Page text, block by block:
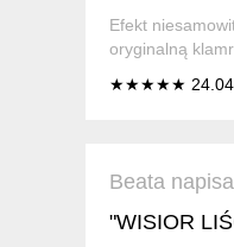
Efekt
oryginalną
★★★★★
Beata
"WISIOR